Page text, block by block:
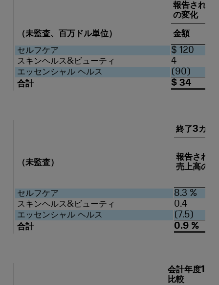
報告された
の変化
（未監査、百万ドル単位） 金額
セルフケア
$ 120
スキンヘルス&ビューティ
4
エッセンシャル ヘルス
(90)
合計
$ 34
終了3カ月
（未監査）
報告された
売上高の変
セルフケア
8.3 %
スキンヘルス&ビューティ
0.4
エッセンシャル ヘルス
(7.5)
合計
0.9 %
会計年度12
比較